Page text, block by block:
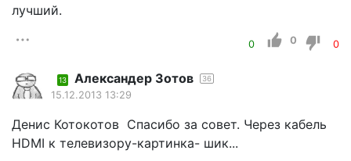
лучший.
0 0 0
13 Александер Зотов 36
15.12.2013 13:29
Денис Котокотов Спасибо за совет. Через кабель
HDMI к телевизору-картинка- шик...